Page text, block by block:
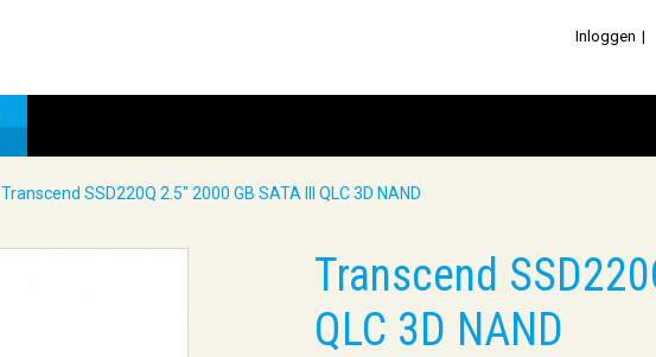
Inloggen
Transcend SSD220Q 2.5" 2000 GB SATA III QLC 3D NAND
Transcend
QLC 3D NAND